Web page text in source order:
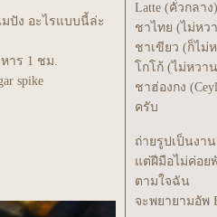
ปัง อะไรแบบนี้ล่ะ
าร 1 ชม.
spike
Latte (คั่วกลาง)
ชาไทย (ไม่หว
ชาเขียว (ก็ไม่
กโก้ (ไม่หวา
ชาฮ่องกง
ครับ
ถ่ายรูปเป็นงา
ต่ฝีมือไม่ค่อย
ตามใจฉัน
จะพยายามอัพ